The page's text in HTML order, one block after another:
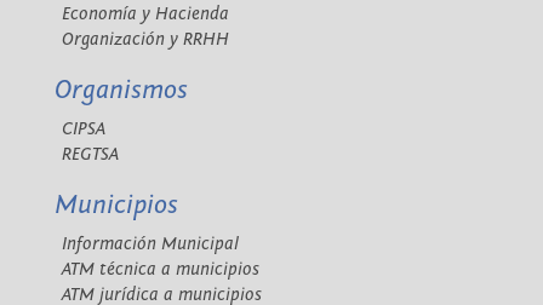
Economía y Hacienda
Organización y RRHH
Organismos
CIPSA
REGTSA
Municipios
Información Municipal
ATM técnica a municipios
ATM jurídica a municipios